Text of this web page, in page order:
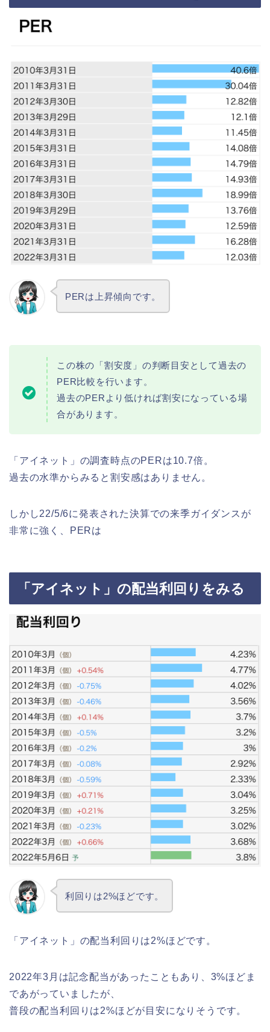
PERは上昇傾向です。
この株の「割安度」の判断目安として過去の
PER比較を行います。
過去のPERより低ければ割安になっている場
合があります。
「アイネット」の調査時点のPERは10.7倍。
過去の水準からみると割安感はありません。
しかし22/5/6に発表された決算での来季ガイダンスが
非常に強く、PERは
「アイネット」の配当利回りをみる
利回りは2%ほどです。
「アイネット」の配当利回りは2%ほどです。
2022年3月は記念配当があったこともあり、3%ほどま
であがっていましたが、
普段の配当利回りは2%ほどが目安になりそうです。